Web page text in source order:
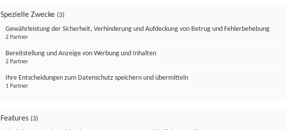
Spezielle Zwecke (3)
Gewährleistung der Sicherheit, Verhinderung und Aufdeckung von Betrug und Fehlerbehebung
2 Partner
Bereitstellung und Anzeige von Werbung und Inhalten
2 Partner
Ihre Entscheidungen zum Datenschutz speichern und übermitteln
1 Partner
Features (3)